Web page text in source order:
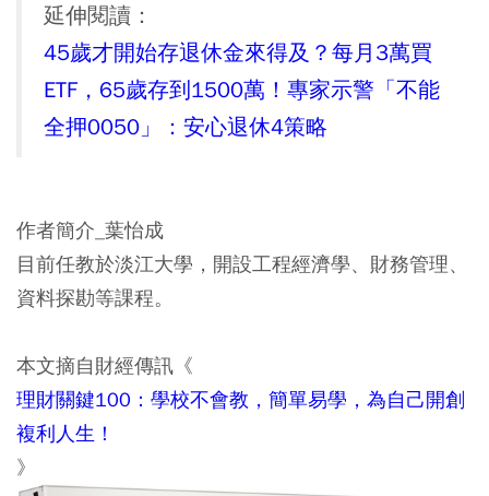
延伸閱讀：
45歲才開始存退休金來得及？每月3萬買
ETF，65歲存到1500萬！專家示警「不能
全押0050」：安心退休4策略
作者簡介_葉怡成
目前任教於淡江大學，開設工程經濟學、財務管理、
資料探勘等課程。
本文摘自財經傳訊《
理財關鍵100：學校不會教，簡單易學，為自己開創
複利人生！
》